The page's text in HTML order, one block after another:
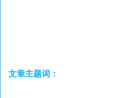
文章主题词：